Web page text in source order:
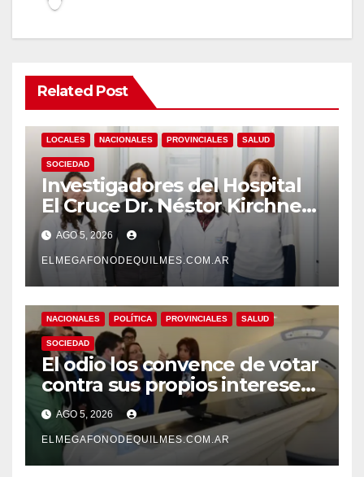
Related Post
LOCALES NACIONALES PROVINCIALES SALUD
SOCIEDAD
Investigadores del Hospital
El Cruce Dr. Néstor Kirchner
desarrollan un estudio
pionero sobre el
envejecimiento cerebral y las
demencias
AGO 5, 2026
ELMEGAFONODEQUILMES.COM.AR
NACIONALES POLÍTICA PROVINCIALES SALUD
SOCIEDAD
El odio los convence de votar
contra sus propios intereses.
Una Sociedad atrapada en la
grieta
AGO 5, 2026
ELMEGAFONODEQUILMES.COM.AR